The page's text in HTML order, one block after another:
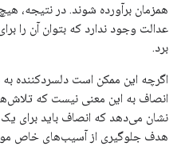
همزمان برآورده شوند. در نتیجه،
عدالت وجود ندارد که بتوان آن را
برد.
اگرچه این ممکن است دلسردکننده به
انصاف به این معنی نیست که
نشان می‌دهد که انصاف باید برای
هدف جلوگیری از آسیب‌های خاص